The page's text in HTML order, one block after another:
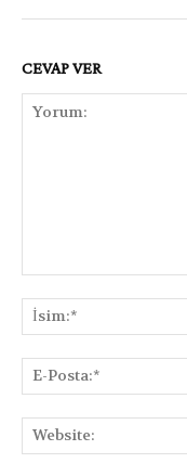
CEVAP VER